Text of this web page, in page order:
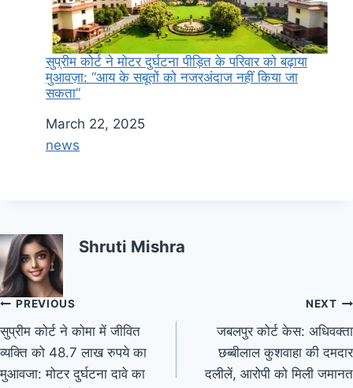
सुप्रीम कोर्ट ने मोटर दुर्घटना पीड़ित के परिवार को बढ़ाया
मुआवज़ा: “आय के सबूतों को नजरअंदाज नहीं किया जा
सकता”
Date
March 22, 2025
In relation to
news
Shruti Mishra
PREVIOUS
सुप्रीम कोर्ट ने कोमा में जीवित
व्यक्ति को 48.7 लाख रुपये का
मुआवजा: मोटर दुर्घटना दावे का
NEXT
जबलपुर कोर्ट केस: अधिवक्ता
छब्बीलाल कुशवाहा की दमदार
दलीलें, आरोपी को मिली जमानत